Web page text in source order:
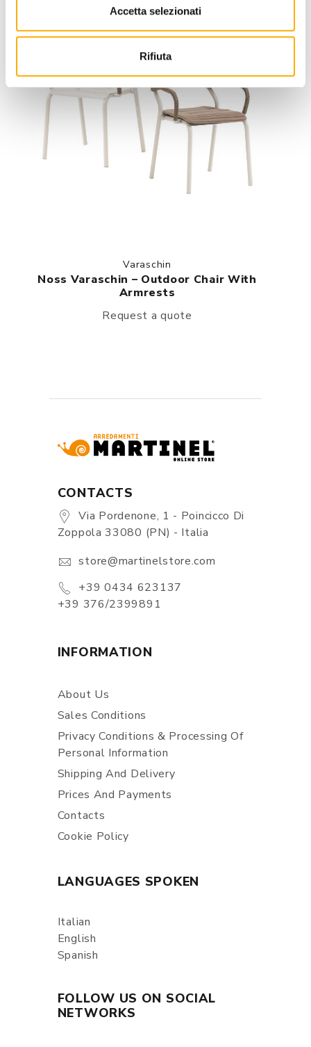
Accetta selezionati
Rifiuta
Varaschin
Noss Varaschin – Outdoor Chair With
Armrests
Request a quote
CONTACTS
Via Pordenone, 1 - Poincicco Di
Zoppola 33080 (PN) - Italia
store@martinelstore.com
+39 0434 623137
+39 376/2399891
INFORMATION
About Us
Sales Conditions
Privacy Conditions & Processing Of
Personal Information
Shipping And Delivery
Prices And Payments
Contacts
Cookie Policy
LANGUAGES SPOKEN
Italian
English
Spanish
FOLLOW US ON SOCIAL
NETWORKS